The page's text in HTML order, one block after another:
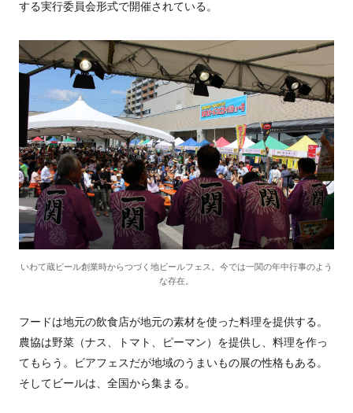
する実行委員会形式で開催されている。
いわて蔵ビール創業時からつづく地ビールフェス。今では一関の年中行事のよう
な存在。
フードは地元の飲食店が地元の素材を使った料理を提供する。
農協は野菜（ナス、トマト、ピーマン）を提供し、料理を作っ
てもらう。ビアフェスだが地域のうまいもの展の性格もある。
そしてビールは、全国から集まる。